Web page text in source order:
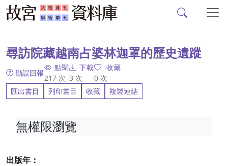
尋訪院藏越南占婆林迦罩的歷史遺蹤
勘誤回報
點閱
217 次
下載
3 次
收藏
0 次
匯出書目
列印書目 收藏 複製連結
出版年：
無權限瀏覽